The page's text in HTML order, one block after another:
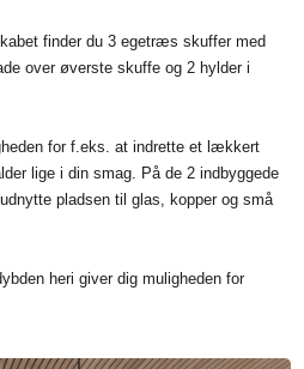
finder du 3 egetræs skuffer med
over øverste skuffe og 2 hylder i
for f.eks. at indrette et lækkert
lige i din smag. På de 2 indbyggede
pladsen til glas, kopper og små
heri giver dig muligheden for